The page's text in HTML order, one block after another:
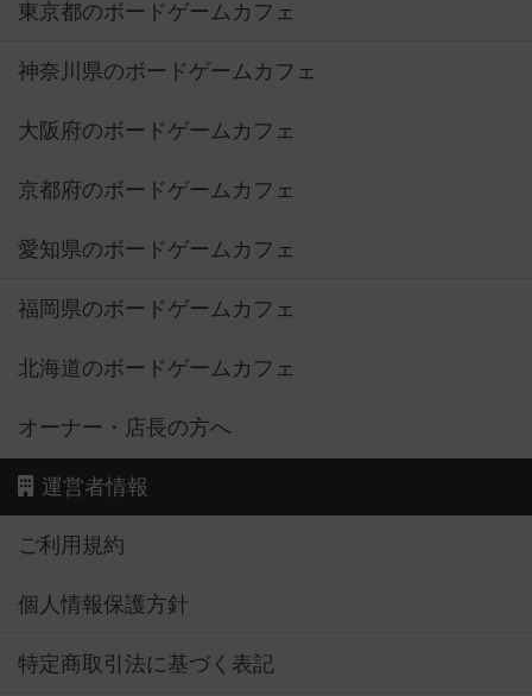
東京都のボードゲームカフェ
神奈川県のボードゲームカフェ
大阪府のボードゲームカフェ
京都府のボードゲームカフェ
愛知県のボードゲームカフェ
福岡県のボードゲームカフェ
北海道のボードゲームカフェ
オーナー・店長の方へ
運営者情報
ご利用規約
個人情報保護方針
特定商取引法に基づく表記